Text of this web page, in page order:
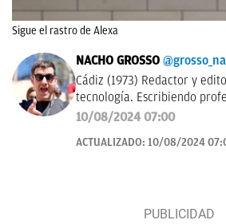
Sigue el rastro de Alexa
NACHO GROSSO
Cádiz (1973) Redactor y
tecnología. Escribiendo profesionalmente desde
2017 para medios de
10/08/2024 07:00
ACTUALIZADO: 10/08/2024